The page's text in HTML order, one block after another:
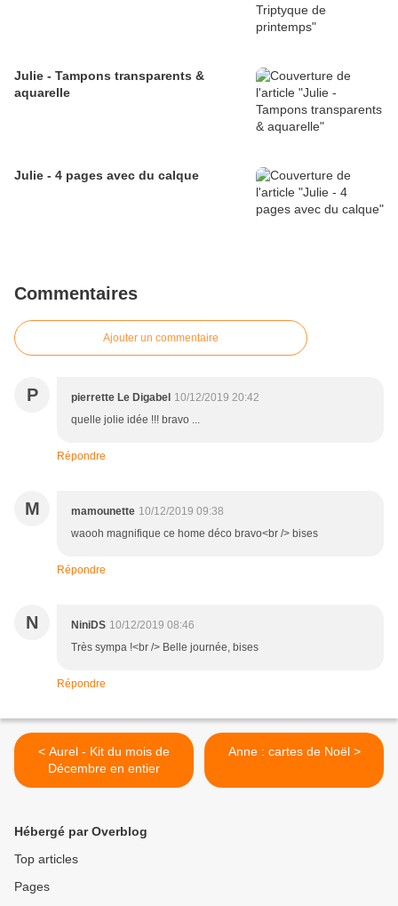
Julie - Tampons transparents &
aquarelle
Julie - 4 pages avec du calque
Commentaires
Ajouter un commentaire
P pierrette Le Digabel 10/12/2019 20:42
quelle jolie idée !!! bravo ...
Répondre
M mamounette 10/12/2019 09:38
waooh magnifique ce home déco bravo<br /> bises
Répondre
N NiniDS 10/12/2019 08:46
Très sympa !<br /> Belle journée, bises
Répondre
< Aurel - Kit du mois de
Décembre en entier
Anne : cartes de Noël >
Hébergé par Overblog
Top articles
Pages